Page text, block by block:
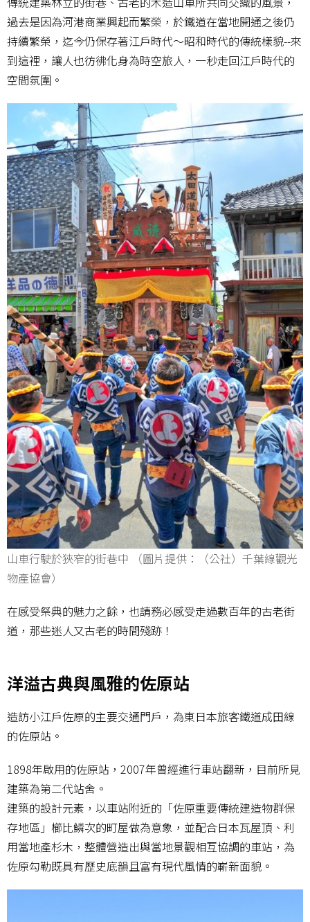
過去是因為河港商業興起而繁榮，於鐵道在當地開通之後仍
持續繁榮，迄今仍保存著江戶時代～昭和時代的傳統樣貌--來
到這裡，讓人也彷彿化身為時空旅人，一秒走回江戶時代的
空間氛圍。
山車行駛於狹窄的街巷中 （圖片提供：（公社）千葉線觀光
物產協會）
在感受祭典的魅力之餘，也請務必感受走過數百年的古老街
道，那些迷人又古老的時間殘跡！
洋溢古典與風雅的佐原站
造訪小江戶佐原的主要交通門戶，為東日本旅客鐵道成田線
的佐原站。
1898年啟用的佐原站，2007年曾經進行車站翻新，目前所見
建築為第二代站舍。
建築的設計元素，以車站附近的「佐原重要傳統建造物群保
存地區」櫛比鱗次的町屋做為意象，並配合日本瓦屋頂、利
用當地產杉木，整體營造出與當地景觀相互協調的車站，為
佐原勾勒既具有歷史底韻且富有現代風情的嶄新面貌。